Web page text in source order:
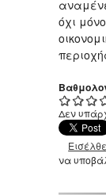
όχι
Δεν
να